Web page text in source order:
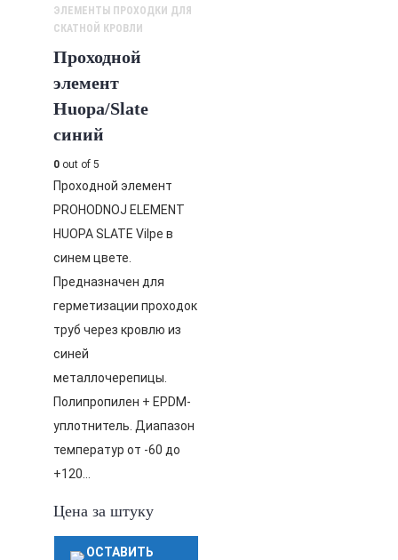
ЭЛЕМЕНТЫ ПРОХОДКИ ДЛЯ
СКАТНОЙ КРОВЛИ
Проходной
элемент
Huopa/Slate
синий
0 out of 5
Проходной элемент
PROHODNOJ ELEMENT
HUOPA SLATE Vilpe в
синем цвете.
Предназначен для
герметизации проходок
труб через кровлю из
синей
металлочерепицы.
Полипропилен + EPDM-
уплотнитель. Диапазон
температур от -60 до
+120…
Цена за штуку
ОСТАВИТЬ